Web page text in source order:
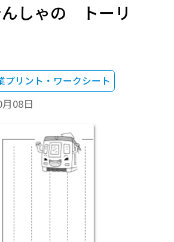
しゃの トーリ
プリント・ワークシート
08日